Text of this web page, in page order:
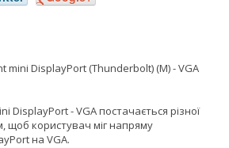
mini DisplayPort (Thunderbolt) (M) - VGA
DisplayPort - VGA постачається різної
щоб користувач міг напряму
на VGA.